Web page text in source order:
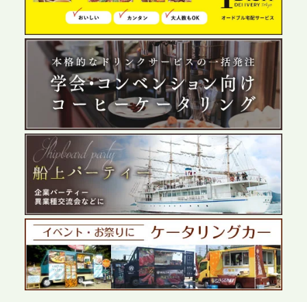
の離職防止に。オフィスや会議室で縁日気分を味わ
う「お祭りケータリング」の提供を開始
2026.5.29
プレスリリースのご案内｜ケータリングのセカンド
テーブル、群馬前橋支社を設立。再開発やオフィス
展開が進む前橋エリアの企業ニーズに応え、高品質
なサービスで各種イベント・懇親会をサポート
2026.5.27
プレスリリースのご案内｜ケータリングのセカンド
テーブル、千葉本社を新設。幕張・舞浜の大型イベ
ントから主要都市の社内懇親会まで、現地拠点を活
かしたスムーズな対応を展開
2026.5.22